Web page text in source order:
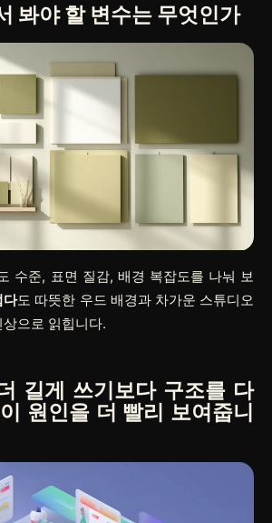
봐야 할 변수는 무엇인가
수준, 표면 질감, 배경 복잡도를 나눠 보
다도 따뜻한 우드 배경과 차가운 스튜디오
으로 읽힙니다.
길게 쓰기보다 구조를 다
원인을 더 빨리 보여줍니